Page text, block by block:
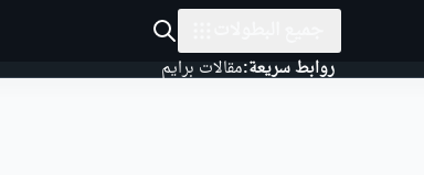
روابط سريعة:مقالات برايم